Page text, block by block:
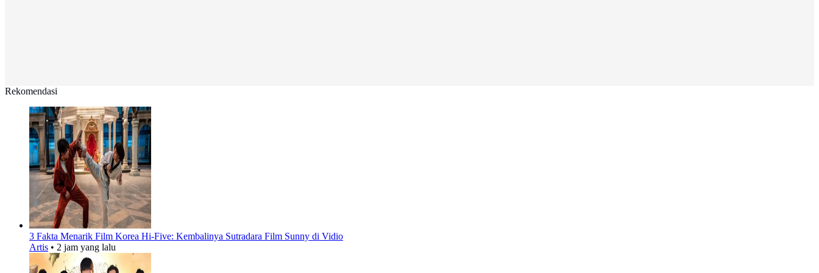
Rekomendasi
3 Fakta Menarik Film Korea Hi-Five: Kembalinya Sutradara Film Sunny di Vidio
Artis • 2 jam yang lalu